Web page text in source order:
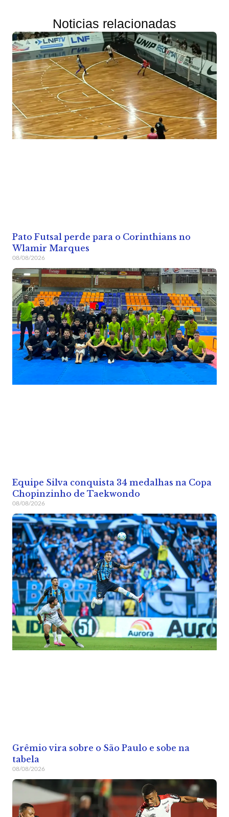
Noticias relacionadas
Pato Futsal perde para o Corinthians no
Wlamir Marques
08/08/2026
Equipe Silva conquista 34 medalhas na Copa
Chopinzinho de Taekwondo
08/08/2026
Grêmio vira sobre o São Paulo e sobe na
tabela
08/08/2026